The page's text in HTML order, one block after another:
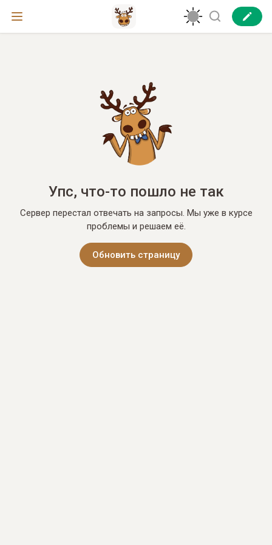
Упс, что-то пошло не так
Сервер перестал отвечать на запросы. Мы уже в курсе
проблемы и решаем её.
Обновить страницу